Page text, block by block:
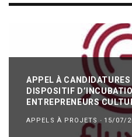
APPEL À
DISPOSITIF
ENTREPRENEURS
APPELS À PROJETS · 15/07/